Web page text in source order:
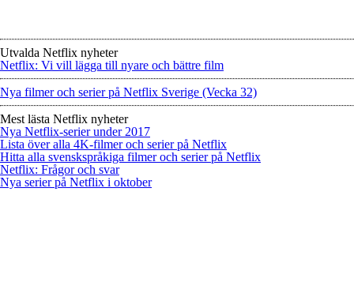
Utvalda Netflix nyheter
Netflix: Vi vill lägga till nyare och bättre film
Nya filmer och serier på Netflix Sverige (Vecka 32)
Mest lästa Netflix nyheter
Nya Netflix-serier under 2017
Lista över alla 4K-filmer och serier på Netflix
Hitta alla svenskspråkiga filmer och serier på Netflix
Netflix: Frågor och svar
Nya serier på Netflix i oktober